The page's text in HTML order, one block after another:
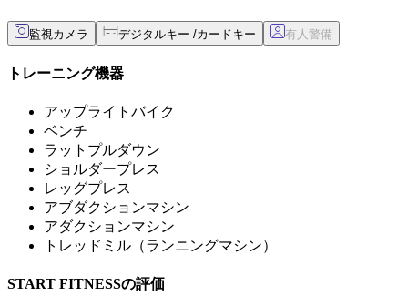
監視カメラ デジタルキー /カードキー
トレーニング機器
アップライトバイク
ベンチ
ラットプルダウン
ショルダープレス
レッグプレス
アブダクションマシン
アダクションマシン
トレッドミル（ランニングマシン）
START FITNESSの評価